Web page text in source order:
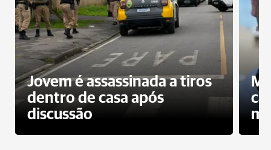
Jovem é assassinada a tiros
dentro de casa após
discussão